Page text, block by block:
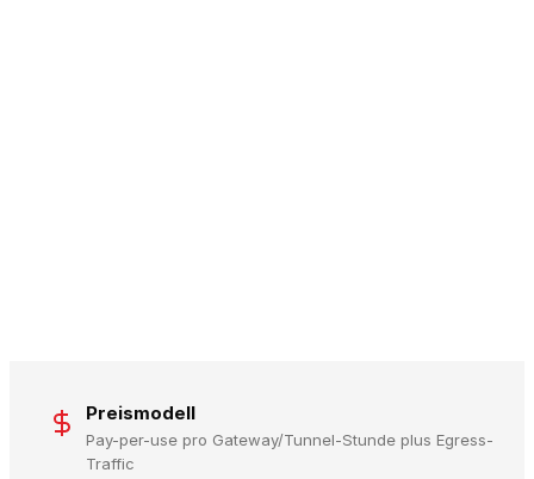
Preismodell
Pay-per-use pro Gateway/Tunnel-Stunde plus Egress-
Traffic